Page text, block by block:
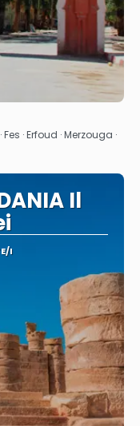
· Erfoud · Merzouga ·
Il
I